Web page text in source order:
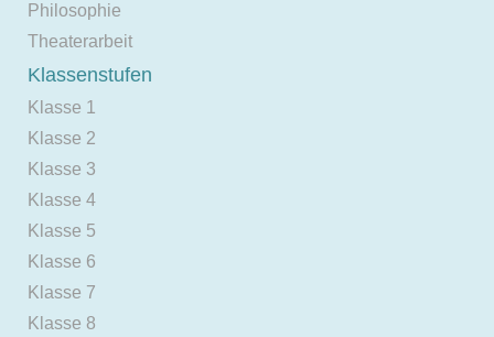
Philosophie
Theaterarbeit
Klassenstufen
Klasse 1
Klasse 2
Klasse 3
Klasse 4
Klasse 5
Klasse 6
Klasse 7
Klasse 8